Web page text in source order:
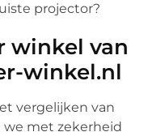
projector?
winkel van
winkel.nl
vergelijken van
met zekerheid